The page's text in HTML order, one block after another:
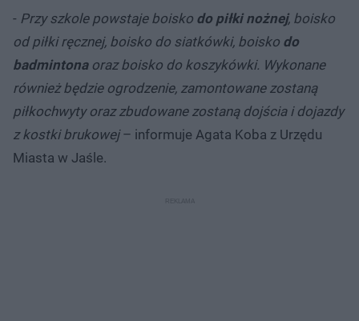
- Przy szkole powstaje boisko do piłki nożnej, boisko
od piłki ręcznej, boisko do siatkówki, boisko do
badmintonaoraz boisko do koszykówki. Wykonane
również będzie ogrodzenie, zamontowane zostaną
piłkochwyty oraz zbudowane zostaną dojścia i dojazdy
z kostki brukowej– informuje Agata Koba z Urzędu
Miasta w Jaśle.